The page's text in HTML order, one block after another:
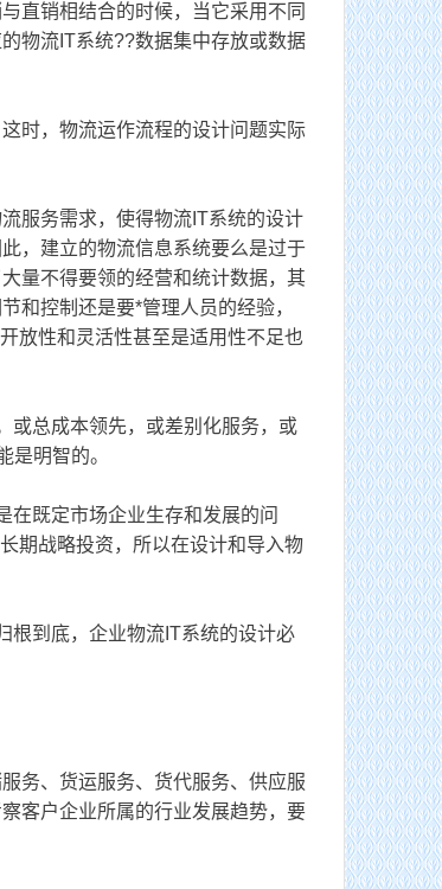
直销相结合的时候，当它采用不同
物流IT系统??数据集中存放或数据
时，物流运作流程的设计问题实际
服务需求，使得物流IT系统的设计
，建立的物流信息系统要么是过于
量不得要领的经营和统计数据，其
和控制还是要*管理人员的经验，
放性和灵活性甚至是适用性不足也
总成本领先，或差别化服务，或
是明智的。
既定市场企业生存和发展的问
期战略投资，所以在设计和导入物
到底，企业物流IT系统的设计必
务、货运服务、货代服务、供应服
客户企业所属的行业发展趋势，要